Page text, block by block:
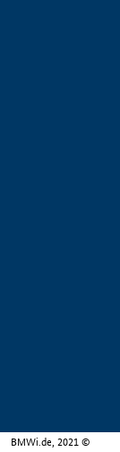
BMWi.de, 2021 ©